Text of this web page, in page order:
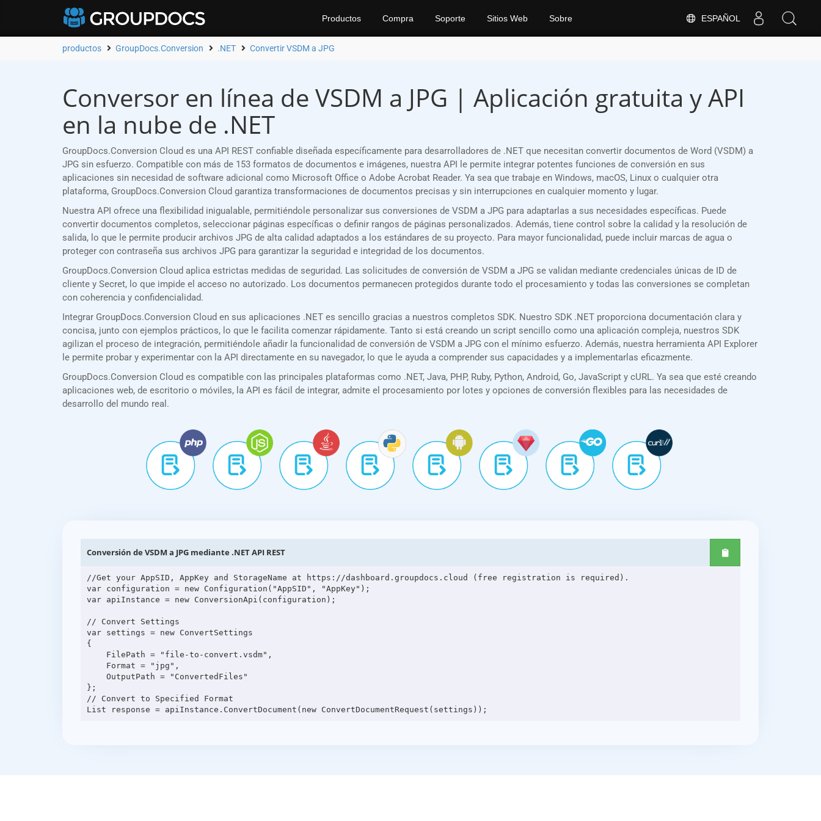
ESPAÑOL
Productos Compra Soporte Sitios Web Sobre
productos GroupDocs.Conversion .NET Convertir VSDM a JPG
Conversor en línea de VSDM a JPG | Aplicación gratuita y API
en la nube de .NET
GroupDocs.Conversion Cloud es una API REST confiable diseñada específicamente para desarrolladores de .NET que necesitan convertir documentos de Word (VSDM) a
JPG sin esfuerzo. Compatible con más de 153 formatos de documentos e imágenes, nuestra API le permite integrar potentes funciones de conversión en sus
aplicaciones sin necesidad de software adicional como Microsoft Office o Adobe Acrobat Reader. Ya sea que trabaje en Windows, macOS, Linux o cualquier otra
plataforma, GroupDocs.Conversion Cloud garantiza transformaciones de documentos precisas y sin interrupciones en cualquier momento y lugar.
Nuestra API ofrece una flexibilidad inigualable, permitiéndole personalizar sus conversiones de VSDM a JPG para adaptarlas a sus necesidades específicas. Puede
convertir documentos completos, seleccionar páginas específicas o definir rangos de páginas personalizados. Además, tiene control sobre la calidad y la resolución de
salida, lo que le permite producir archivos JPG de alta calidad adaptados a los estándares de su proyecto. Para mayor funcionalidad, puede incluir marcas de agua o
proteger con contraseña sus archivos JPG para garantizar la seguridad e integridad de los documentos.
GroupDocs.Conversion Cloud aplica estrictas medidas de seguridad. Las solicitudes de conversión de VSDM a JPG se validan mediante credenciales únicas de ID de
cliente y Secret, lo que impide el acceso no autorizado. Los documentos permanecen protegidos durante todo el procesamiento y todas las conversiones se completan
con coherencia y confidencialidad.
Integrar GroupDocs.Conversion Cloud en sus aplicaciones .NET es sencillo gracias a nuestros completos SDK. Nuestro SDK .NET proporciona documentación clara y
concisa, junto con ejemplos prácticos, lo que le facilita comenzar rápidamente. Tanto si está creando un script sencillo como una aplicación compleja, nuestros SDK
agilizan el proceso de integración, permitiéndole añadir la funcionalidad de conversión de VSDM a JPG con el mínimo esfuerzo. Además, nuestra herramienta API Explorer
le permite probar y experimentar con la API directamente en su navegador, lo que le ayuda a comprender sus capacidades y a implementarlas eficazmente.
GroupDocs.Conversion Cloud es compatible con las principales plataformas como .NET, Java, PHP, Ruby, Python, Android, Go, JavaScript y cURL. Ya sea que esté creando
aplicaciones web, de escritorio o móviles, la API es fácil de integrar, admite el procesamiento por lotes y opciones de conversión flexibles para las necesidades de
desarrollo del mundo real.
Conversión de VSDM a JPG mediante .NET API REST
//Get your AppSID, AppKey and StorageName at https://dashboard.groupdocs.cloud (free registration is required).
var configuration = new Configuration("AppSID", "AppKey");
var apiInstance = new ConversionApi(configuration);
// Convert Settings
var settings = new ConvertSettings
{
};
// Convert to Specified Format